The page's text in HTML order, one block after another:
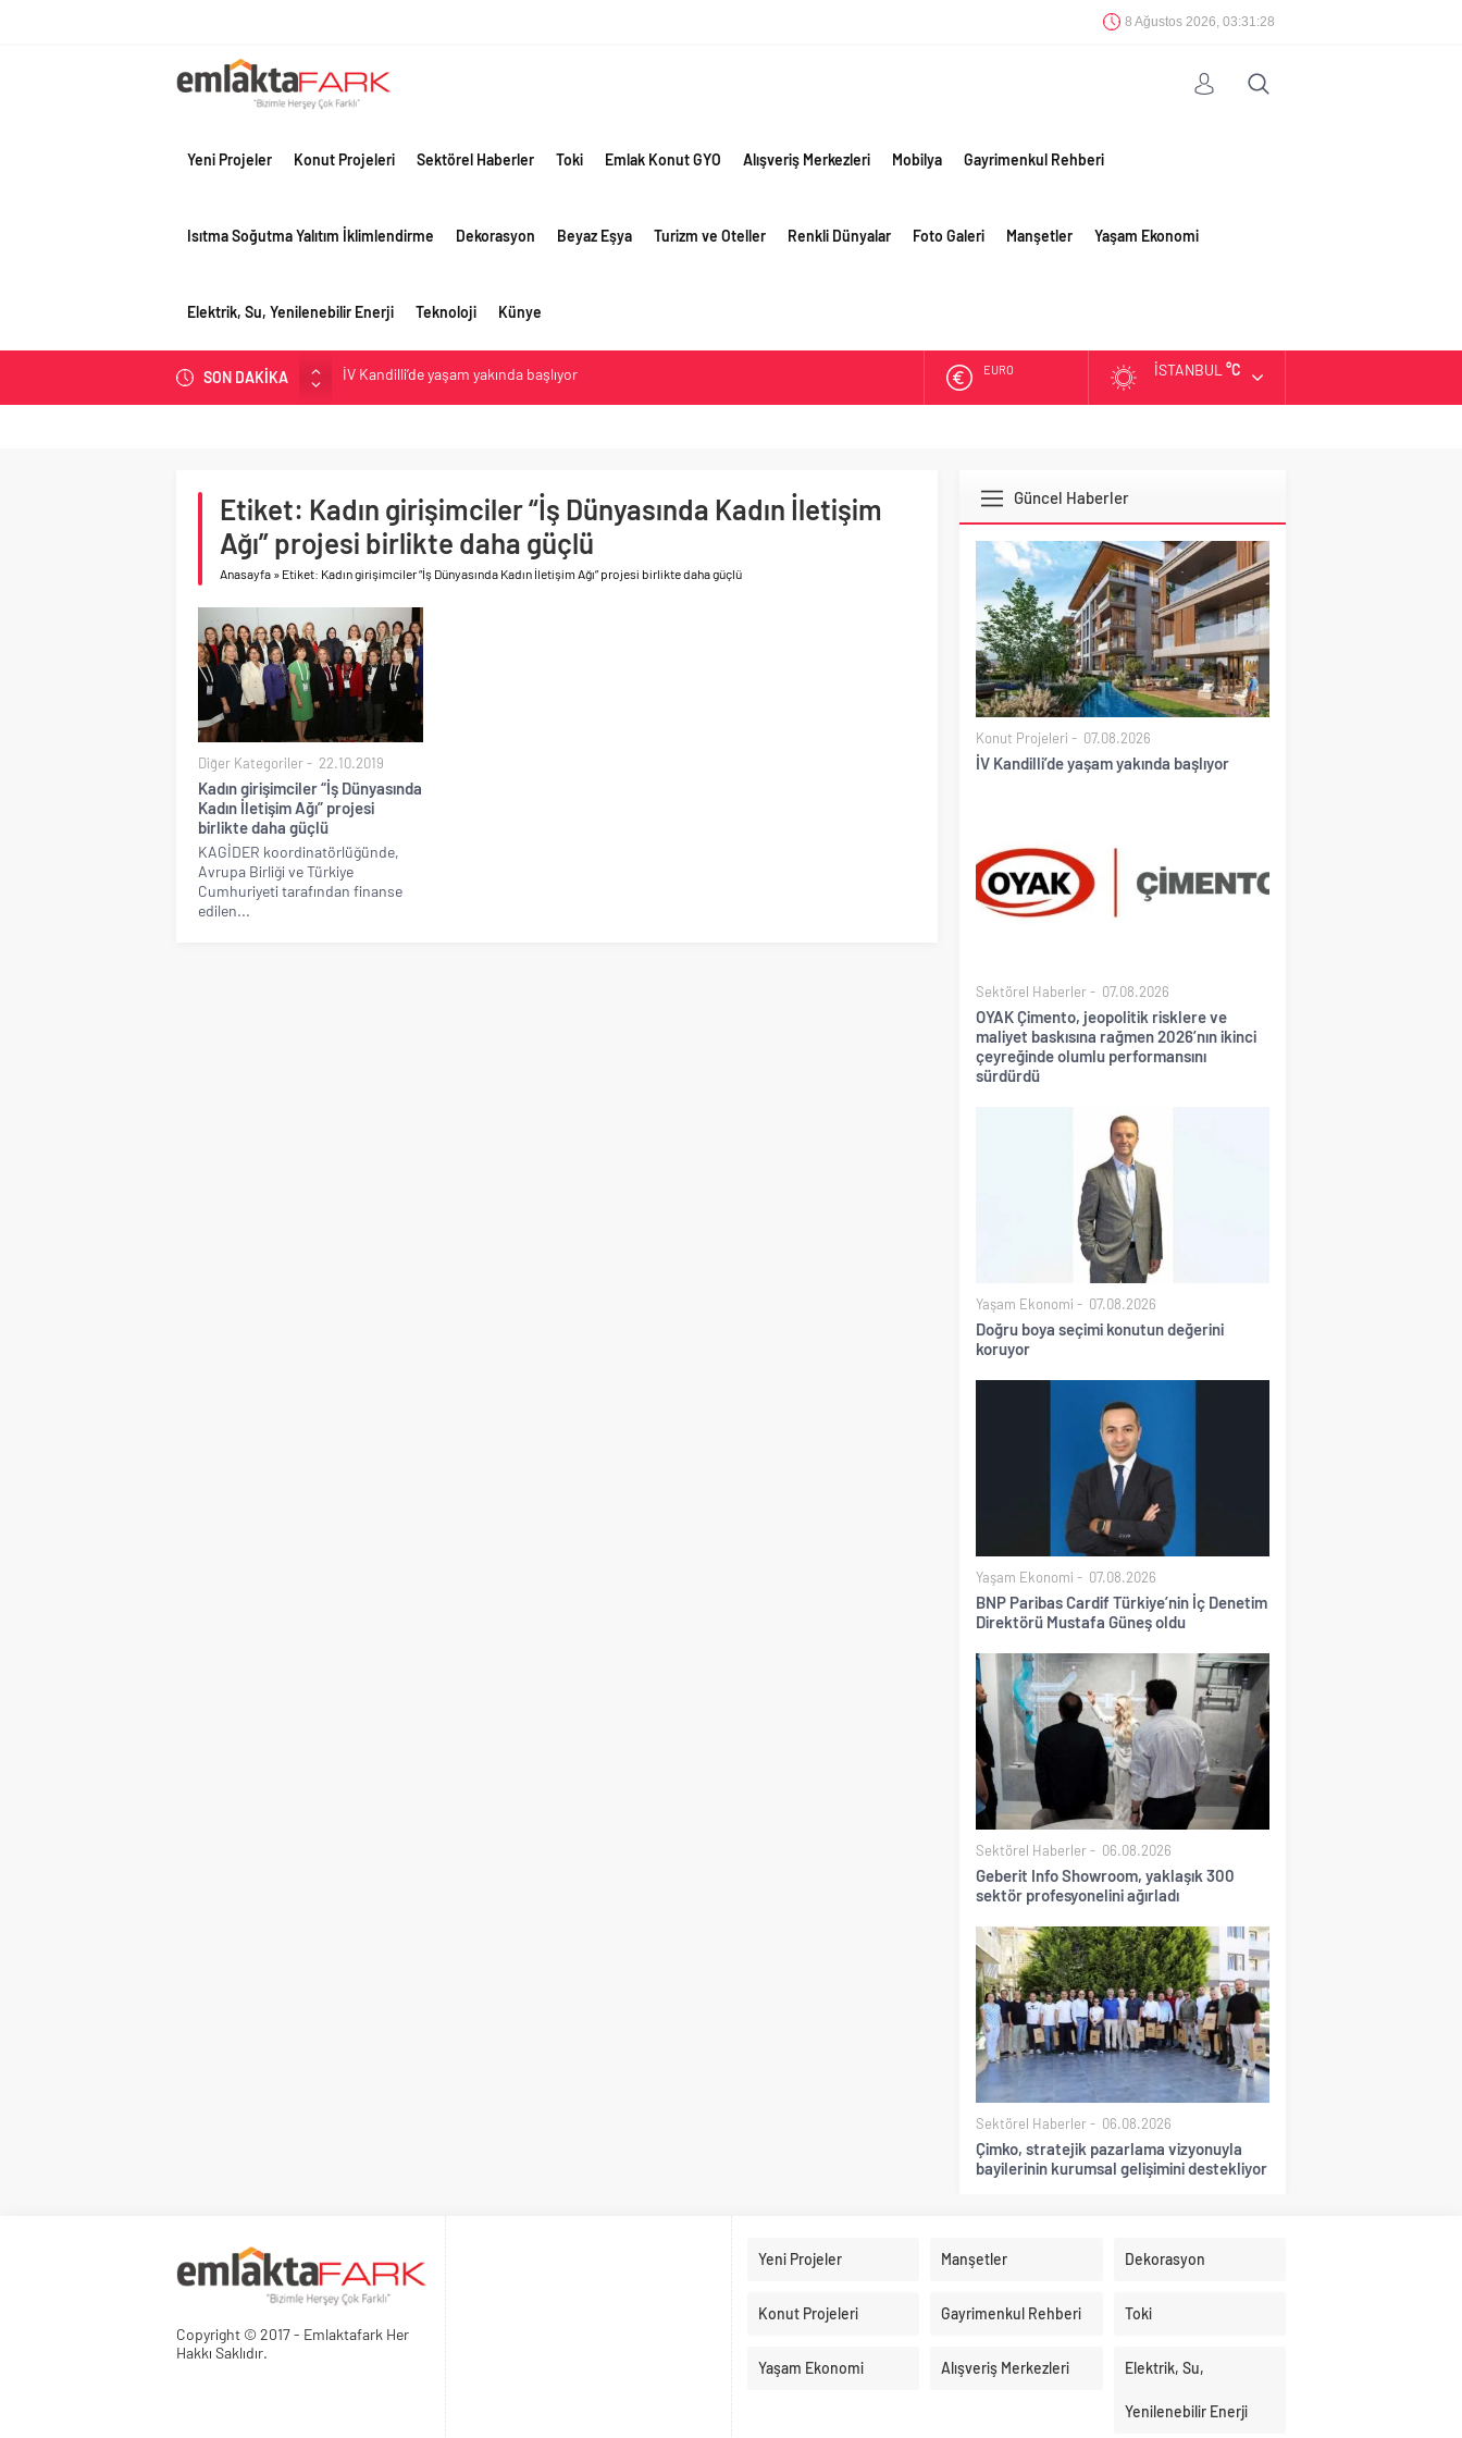
8 Ağustos 2026, 03:31:28
Yeni Projeler Konut Projeleri Sektörel Haberler Toki Emlak Konut GYO Alışveriş Merkezleri Mobilya Gayrimenkul Rehberi
Isıtma Soğutma Yalıtım İklimlendirme Dekorasyon Beyaz Eşya Turizm ve Oteller Renkli Dünyalar Foto Galeri Manşetler Yaşam Ekonomi
Elektrik, Su, Yenilenebilir Enerji Teknoloji Künye
SON DAKİKA
İV Kandilli’de yaşam yakında başlıyor
OYAK Çimento, jeopolitik risklere ve maliyet baskısına rağmen 2026’nın ikinci
çeyreğinde olumlu performansını sürdürdü
Birleşik Arap Emirlikleri’nin ilk yüksek hızlı demiryolu projesine Kalyon İnşaat imzası
EURO İSTANBUL °C
Etiket: Kadın girişimciler “İş Dünyasında Kadın İletişim
Ağı” projesi birlikte daha güçlü
Anasayfa » Etiket: Kadın girişimciler “İş Dünyasında Kadın İletişim Ağı” projesi birlikte daha güçlü
Diğer Kategoriler 22.10.2019
Kadın girişimciler “İş Dünyasında
Kadın İletişim Ağı” projesi
birlikte daha güçlü
KAGİDER koordinatörlüğünde,
Avrupa Birliği ve Türkiye
Cumhuriyeti tarafından finanse
edilen...
Güncel Haberler
Konut Projeleri 07.08.2026
İV Kandilli’de yaşam yakında başlıyor
Sektörel Haberler 07.08.2026
OYAK Çimento, jeopolitik risklere ve
maliyet baskısına rağmen 2026’nın ikinci
çeyreğinde olumlu performansını
sürdürdü
Yaşam Ekonomi 07.08.2026
Doğru boya seçimi konutun değerini
koruyor
Yaşam Ekonomi 07.08.2026
BNP Paribas Cardif Türkiye’nin İç Denetim
Direktörü Mustafa Güneş oldu
Sektörel Haberler 06.08.2026
Geberit Info Showroom, yaklaşık 300
sektör profesyonelini ağırladı
Sektörel Haberler 06.08.2026
Çimko, stratejik pazarlama vizyonuyla
bayilerinin kurumsal gelişimini destekliyor
Copyright © 2017 - Emlaktafark Her
Hakkı Saklıdır.
Yeni Projeler Manşetler Dekorasyon
Konut Projeleri Gayrimenkul Rehberi Toki
Yaşam Ekonomi Alışveriş Merkezleri Elektrik, Su,
Yenilenebilir Enerji